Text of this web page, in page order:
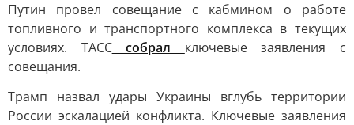
Путин провел совещание с кабмином о работе
топливного и транспортного комплекса в текущих
условиях. ТАССсобрал ключевые заявления с
совещания.
Трамп назвал удары Украины вглубь территории
России эскалацией конфликта. Ключевые заявления